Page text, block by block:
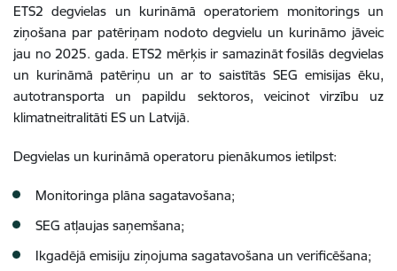
ETS2 degvielas un kurināmā operatoriem monitorings un
ziņošana par patēriņam nodoto degvielu un kurināmo jāveic
jau no 2025. gada. ETS2 mērķis ir samazināt fosilās degvielas
un kurināmā patēriņu un ar to saistītās SEG emisijas ēku,
autotransporta un papildu sektoros, veicinot virzību uz
klimatneitralitāti ES un Latvijā.
Degvielas un kurināmā operatoru pienākumos ietilpst:
Monitoringa plāna sagatavošana;
SEG atļaujas saņemšana;
Ikgadējā emisiju ziņojuma sagatavošana un verificēšana;